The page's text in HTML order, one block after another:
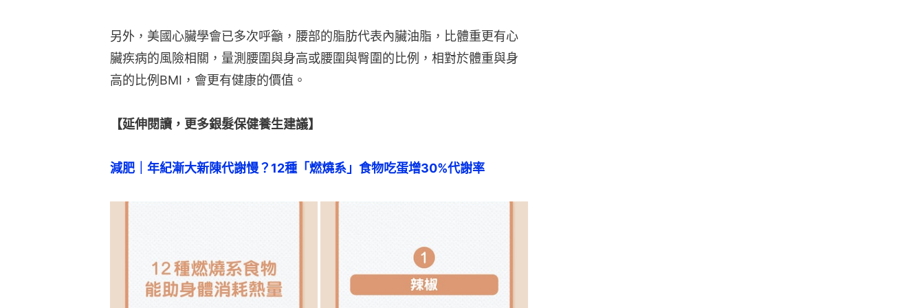
另外，美國心臟學會已多次呼籲，腰部的脂肪代表內臟油脂，比體重更有心
臟疾病的風險相關，量測腰圍與身高或腰圍與臀圍的比例，相對於體重與身
高的比例BMI，會更有健康的價值。
【延伸閱讀，更多銀髮保健養生建議】
減肥｜年紀漸大新陳代謝慢？12種「燃燒系」食物吃蛋增30%代謝率